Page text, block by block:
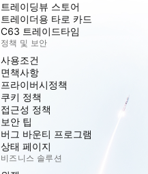
트레이딩뷰 스토어
트레이더용 타로 카드
C63 트레이드타임
정책 및 보안
사용조건
면책사항
프라이버시정책
쿠키 정책
접근성 정책
보안 팁
버그 바운티 프로그램
상태 페이지
비즈니스 솔루션